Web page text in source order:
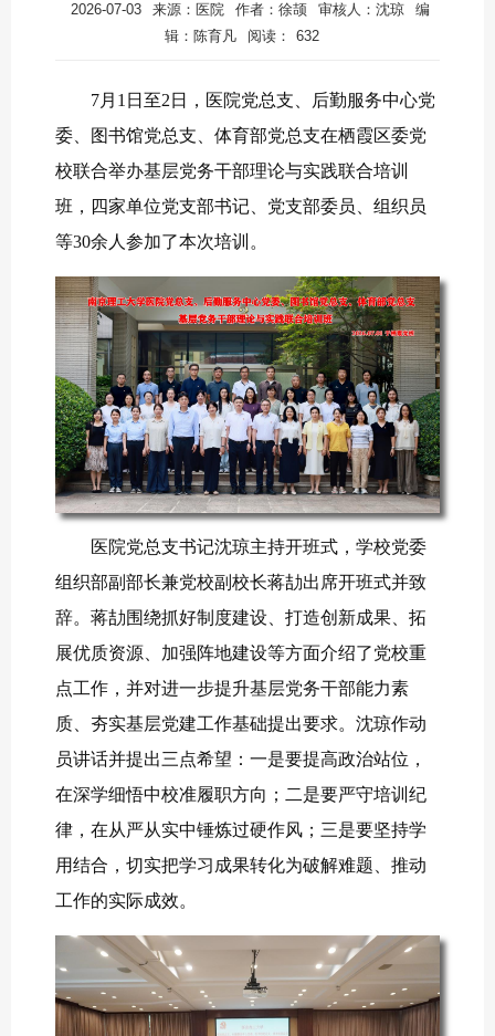
2026-07-03 来源：医院 作者：徐颉 审核人：沈琼
编
辑：陈育凡
阅读： 632
7月1日至2日，医院党总支、后勤服务中心党
委、图书馆党总支、体育部党总支在栖霞区委党
校联合举办基层党务干部理论与实践联合培训
班，四家单位党支部书记、党支部委员、组织员
等30余人参加了本次培训。
医院党总支书记沈琼主持开班式，学校党委
组织部副部长兼党校副校长蒋劼出席开班式并致
辞。蒋劼围绕抓好制度建设、打造创新成果、拓
展优质资源、加强阵地建设等方面介绍了党校重
点工作，并对进一步提升基层党务干部能力素
质、夯实基层党建工作基础提出要求。沈琼作动
员讲话并提出三点希望：一是要提高政治站位，
在深学细悟中校准履职方向；二是要严守培训纪
律，在从严从实中锤炼过硬作风；三是要坚持学
用结合，切实把学习成果转化为破解难题、推动
工作的实际成效。